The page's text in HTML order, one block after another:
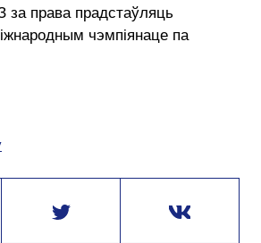
за права прадстаўляць
чэмпіянаце па